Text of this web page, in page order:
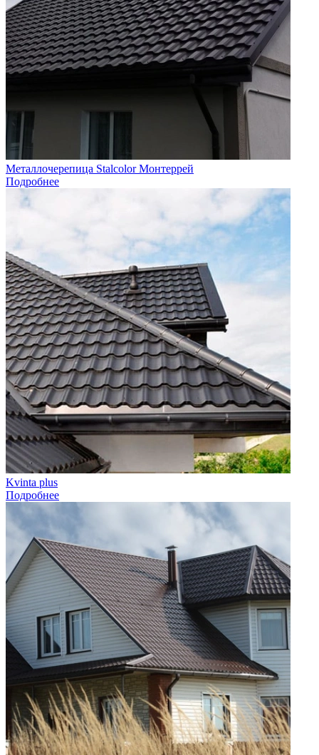
Металлочерепица Stalcolor Монтеррей
Подробнее
Kvinta plus
Подробнее